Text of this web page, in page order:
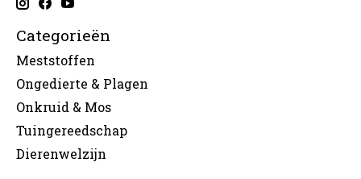
Categorieën
Meststoffen
Ongedierte & Plagen
Onkruid & Mos
Tuingereedschap
Dierenwelzijn